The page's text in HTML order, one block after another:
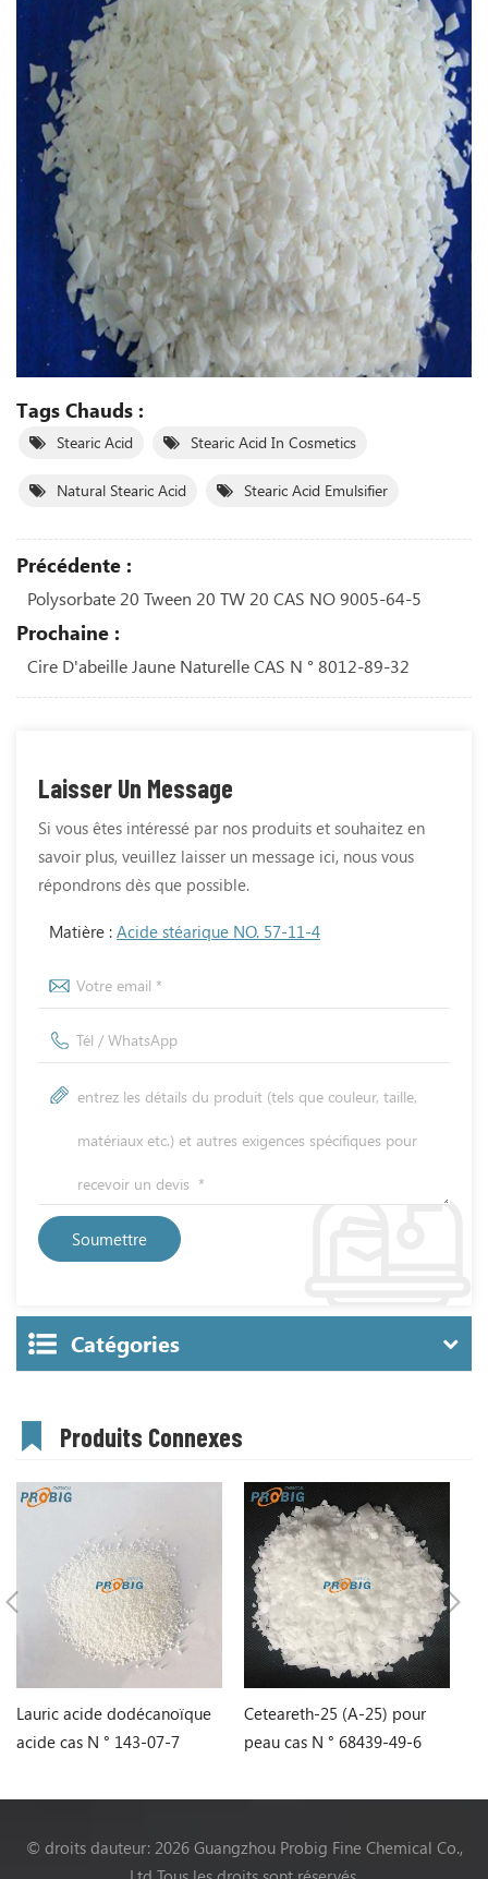
Tags Chauds :
Stearic Acid Stearic Acid In Cosmetics
Natural Stearic Acid Stearic Acid Emulsifier
Précédente :
Polysorbate 20 Tween 20 TW 20 CAS NO 9005-64-5
Prochaine :
Cire D'abeille Jaune Naturelle CAS N ° 8012-89-32
Laisser Un Message
Si vous êtes intéressé par nos produits et souhaitez en
savoir plus, veuillez laisser un message ici, nous vous
répondrons dès que possible.
Matière : Acide stéarique NO. 57-11-4
Catégories
Produits Connexes
Lauric acide dodécanoïque
acide cas N ° 143-07-7
Ceteareth-25 (A-25) pour
peau cas N ° 68439-49-6
© droits dauteur: 2026 Guangzhou Probig Fine Chemical Co.,